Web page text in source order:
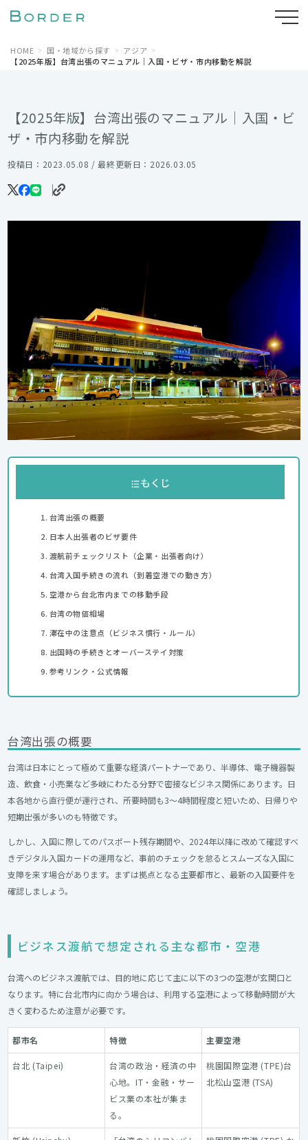
HOME 国・地域から探す
アジア
【2025年版】台湾出張のマニュアル｜入国・ビザ・市内移動を解説
【2025年版】台湾出張のマニュアル｜入国・ビ
ザ・市内移動を解説
投稿日：2023.05.08 / 最終更新日：2026.03.05
もくじ
台湾出張の概要
日本人出張者のビザ要件
渡航前チェックリスト（企業・出張者向け）
台湾入国手続きの流れ（到着空港での動き方）
空港から台北市内までの移動手段
台湾の物価相場
滞在中の注意点（ビジネス慣行・ルール）
出国時の手続きとオーバーステイ対策
参考リンク・公式情報
台湾出張の概要
​台湾は日本にとって極めて重要な経済パートナーであり、半導体、電子機器製
造、飲食・小売業など多岐にわたる分野で密接なビジネス関係にあります。日
本各地から直行便が運行され、所要時間も3〜4時間程度と短いため、日帰りや
短期出張が多いのも特徴です。
しかし、入国に際してのパスポート残存期間や、2024年以降に改めて確認すべ
きデジタル入国カードの運用など、事前のチェックを怠るとスムーズな入国に
支障を来す場合があります。まずは拠点となる主要都市と、最新の入国要件を
確認しましょう。
ビジネス渡航で想定される主な都市・空港
台湾へのビジネス渡航では、目的地に応じて主に以下の3つの空港が玄関口と
なります。特に台北市内に向かう場合は、利用する空港によって移動時間が大
きく変わるため注意が必要です。
都市名 特徴 主要空港
台北 (Taipei)
台湾の政治・経済の中
心地。IT・金融・サー
ビス業の本社が集ま
る。
桃園国際空港 (TPE)台
北松山空港 (TSA)